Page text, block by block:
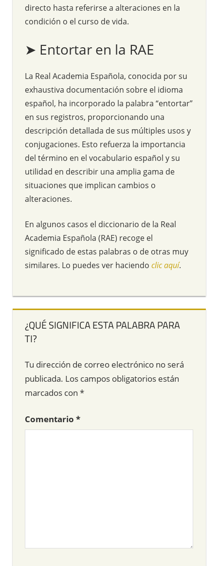
directo hasta referirse a alteraciones en la
condición o el curso de vida.
➤ Entortar en la RAE
La Real Academia Española, conocida por su
exhaustiva documentación sobre el idioma
español, ha incorporado la palabra “entortar”
en sus registros, proporcionando una
descripción detallada de sus múltiples usos y
conjugaciones. Esto refuerza la importancia
del término en el vocabulario español y su
utilidad en describir una amplia gama de
situaciones que implican cambios o
alteraciones.
En algunos casos el diccionario de la Real
Academia Española (RAE) recoge el
significado de estas palabras o de otras muy
similares. Lo puedes ver haciendo clic aquí.
¿QUÉ SIGNIFICA ESTA PALABRA PARA
TI?
Tu dirección de correo electrónico no será
publicada. Los campos obligatorios están
marcados con *
Comentario *